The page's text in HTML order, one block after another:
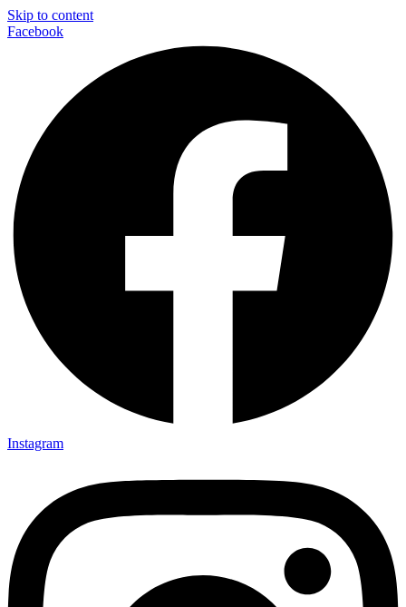
Skip to content
Facebook
Instagram